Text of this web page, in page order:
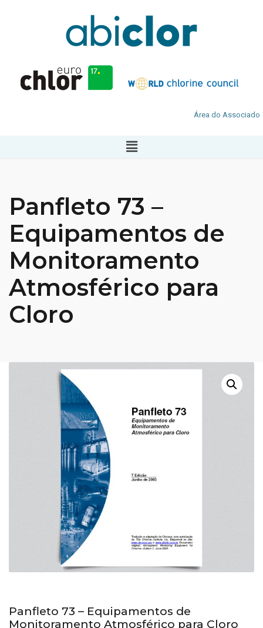
Área do Associado
Panfleto 73 –
Equipamentos de
Monitoramento
Atmosférico para
Cloro
Panfleto 73 – Equipamentos de
Monitoramento Atmosférico para Cloro